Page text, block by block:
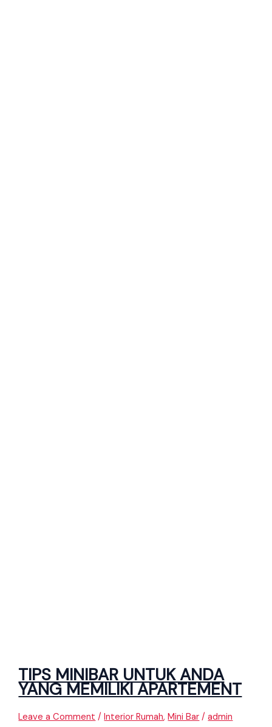
TIPS MINIBAR UNTUK ANDA
YANG MEMILIKI APARTEMENT
Leave a Comment /Interior Rumah,Mini Bar /admin